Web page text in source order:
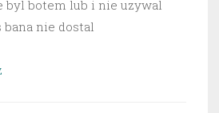
byl botem lub i nie uzywal
bana nie dostal